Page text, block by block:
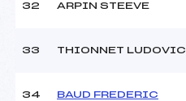
32 ARPIN STEEVE
33 THIONNET LUDOVIC
34 BAUD FREDERIC